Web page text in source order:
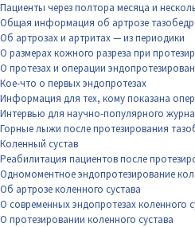
Пациенты через полтора месяца и
Общая информация об артрозе
Об артрозах и артритах — из периодики
О размерах кожного разреза при
О протезах и операции
Кое-что о первых эндопротезах
Информация для тех, кому показана
Интервью для научно-популярного
Горные лыжи после протезирования
Коленный сустав
Реабилитация пациентов после
Одномоментное эндопротезирование
Об артрозе коленного сустава
О современных эндопротезах коленного
О протезировании коленного сустава